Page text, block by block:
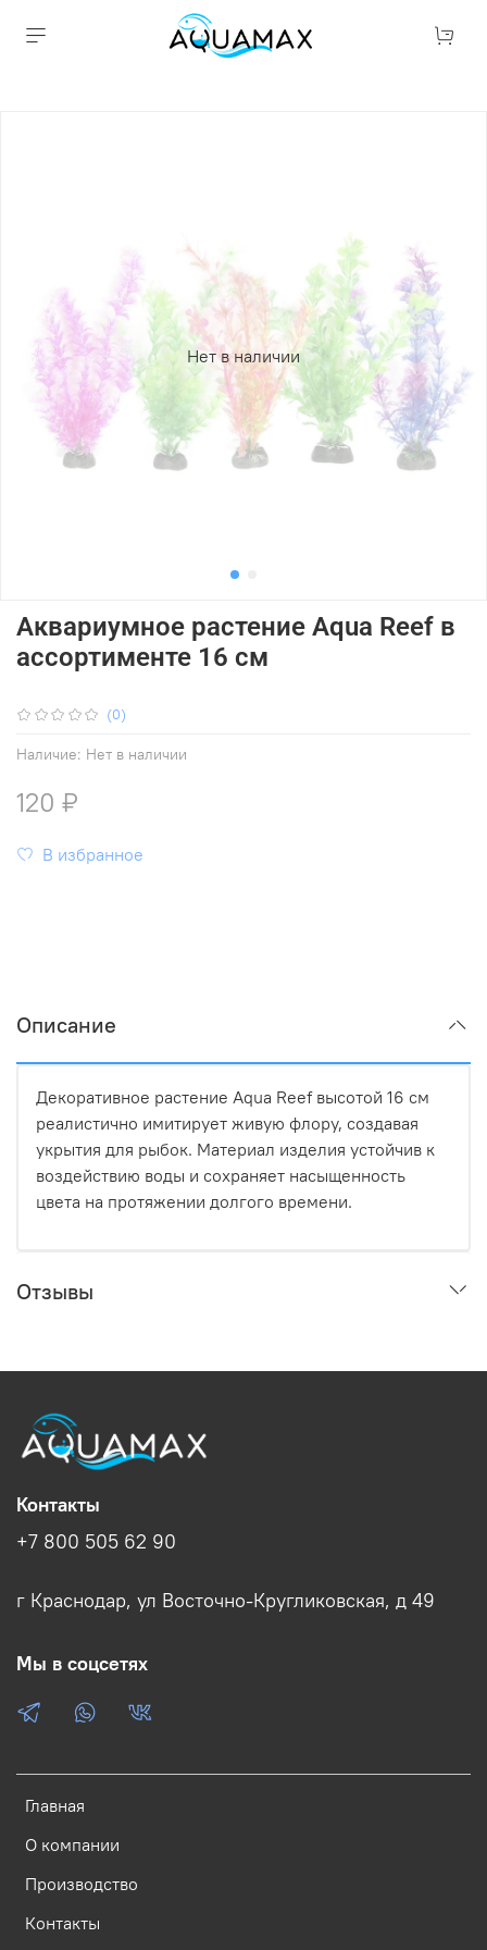
Нет в наличии
(0)
Наличие: Нет в наличии
Аквариумное растение Aqua Reef в
ассортименте 16 см
120 ₽
В избранное
Описание
Декоративное растение Aqua Reef высотой 16 см
реалистично имитирует живую флору, создавая
укрытия для рыбок. Материал изделия устойчив к
воздействию воды и сохраняет насыщенность
цвета на протяжении долгого времени.
Отзывы
Главная
О компании
Производство
Контакты
Контакты
+7 800 505 62 90
г Краснодар, ул Восточно-Кругликовская, д 49
Мы в соцсетях